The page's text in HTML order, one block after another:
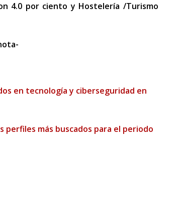
4.0 por ciento y Hostelería /Turismo
en tecnología y ciberseguridad en
más buscados para el periodo